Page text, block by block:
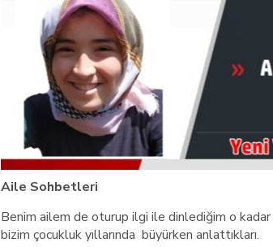
Giresunlu sürücü Orhangazi’de
Aile Sohbetleri
Benim ailem de oturup ilgi ile dinlediğim o
bizim çocukluk yıllarında büyürken anlattıkları.